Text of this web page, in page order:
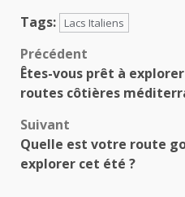
Tags:
Lacs Italiens
Navigation
d’article
Précédent
Êtes-vous prêt à
routes côtières
Suivant
Quelle est votre route
explorer cet été ?